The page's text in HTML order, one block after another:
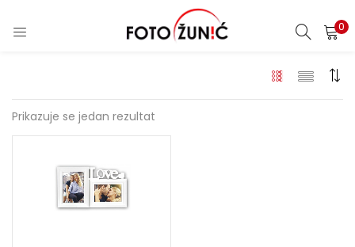
0
Prikazuje se jedan rezultat